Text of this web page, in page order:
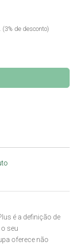
(3% de desconto)
é a definição de
seu
oferece não